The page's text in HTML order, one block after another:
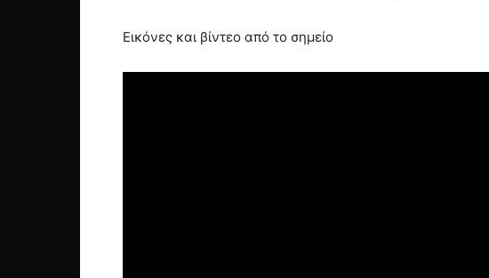
Εικόνες και βίντεο από το σημείο